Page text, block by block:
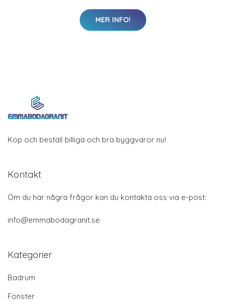
MER INFO!
Köp och beställ billiga och bra byggvaror nu!
Kontakt
Om du har några frågor kan du kontakta oss via e-post:
info@emmabodagranit.se
Kategorier
Badrum
Fönster